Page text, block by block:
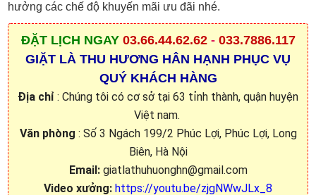
hưởng các chế độ khuyến mãi ưu đãi nhé.
ĐẶTLỊCH NGAY 03.66.44.62.62- 033.7886.117
GIẶT LÀ THU HƯƠNG HÂN HẠNH PHỤC VỤ
QUÝ KHÁCH HÀNG
Địa chỉ : Chúng tôi có cơ sở tại 63 tỉnh thành, quận huyện
Việt nam.
Văn phòng : Số 3 Ngách 199/2 Phúc Lợi, Phúc Lợi, Long
Biên, Hà Nội
Email:giatlathuhuonghn@gmail.com
Video xưởng: https://youtu.be/zjgNWwJLx_8